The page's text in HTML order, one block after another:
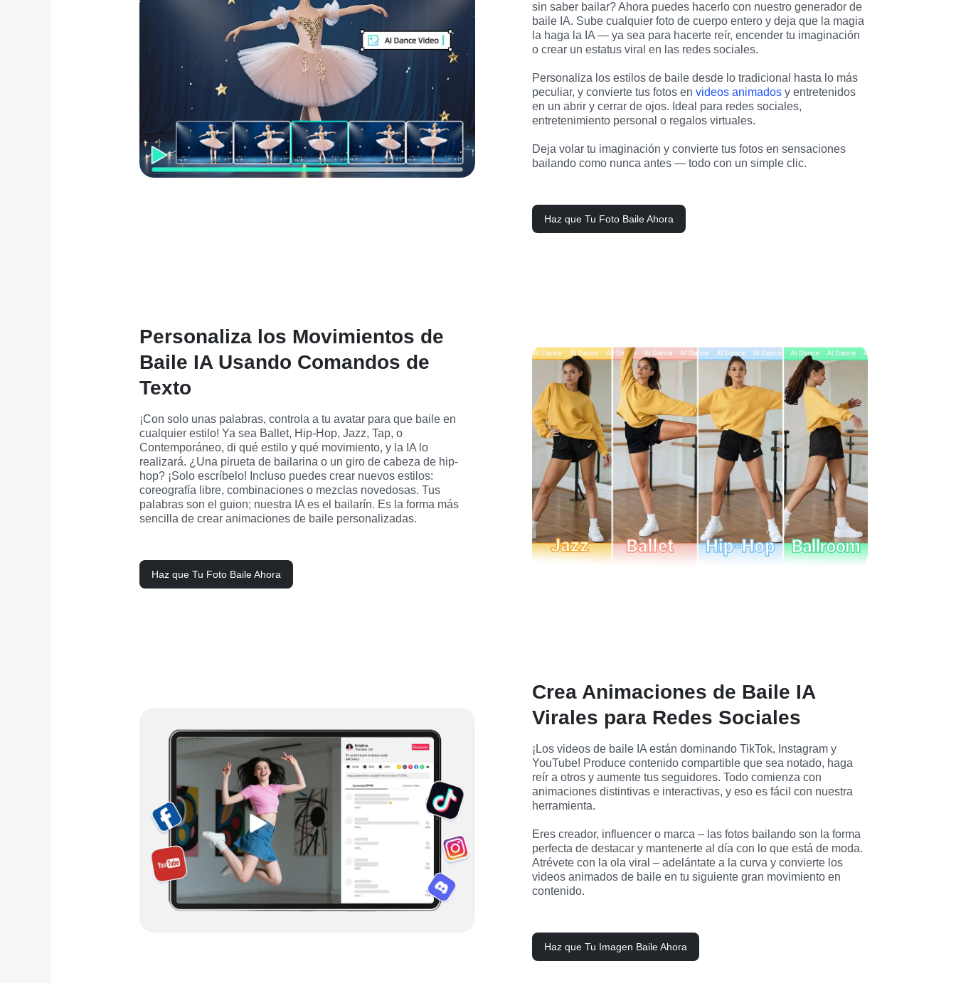
sin saber bailar? Ahora puedes hacerlo con nuestro generador de
baile IA. Sube cualquier foto de cuerpo entero y deja que la magia
la haga la IA — ya sea para hacerte reír, encender tu imaginación
o crear un estatus viral en las redes sociales.
Personaliza los estilos de baile desde lo tradicional hasta lo más
peculiar, y convierte tus fotos en videos animados y entretenidos
en un abrir y cerrar de ojos. Ideal para redes sociales,
entretenimiento personal o regalos virtuales.
Deja volar tu imaginación y convierte tus fotos en sensaciones
bailando como nunca antes — todo con un simple clic.
Haz que Tu Foto Baile Ahora
Personaliza los Movimientos de
Baile IA Usando Comandos de
Texto
¡Con solo unas palabras, controla a tu avatar para que baile en
cualquier estilo! Ya sea Ballet, Hip-Hop, Jazz, Tap, o
Contemporáneo, di qué estilo y qué movimiento, y la IA lo
realizará. ¿Una pirueta de bailarina o un giro de cabeza de hip-
hop? ¡Solo escríbelo! Incluso puedes crear nuevos estilos:
coreografía libre, combinaciones o mezclas novedosas. Tus
palabras son el guion; nuestra IA es el bailarín. Es la forma más
sencilla de crear animaciones de baile personalizadas.
Haz que Tu Foto Baile Ahora
Crea Animaciones de Baile IA
Virales para Redes Sociales
¡Los videos de baile IA están dominando TikTok, Instagram y
YouTube! Produce contenido compartible que sea notado, haga
reír a otros y aumente tus seguidores. Todo comienza con
animaciones distintivas e interactivas, y eso es fácil con nuestra
herramienta.
Eres creador, influencer o marca – las fotos bailando son la forma
perfecta de destacar y mantenerte al día con lo que está de moda.
Atrévete con la ola viral – adelántate a la curva y convierte los
videos animados de baile en tu siguiente gran movimiento en
contenido.
Haz que Tu Imagen Baile Ahora